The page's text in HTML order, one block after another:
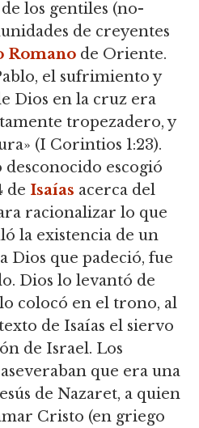
los gentiles (no-
de creyentes
Romano de Oriente.
el sufrimiento y
Dios en la cruz era
tropezadero, y
(I Corintios 1:23).
escogió
de Isaías acerca del
racionalizar lo que
la existencia de un
Dios que padeció, fue
Dios lo levantó de
colocó en el trono, al
de Isaías el siervo
de Israel. Los
que era una
de Nazaret, a quien
Cristo (en griego